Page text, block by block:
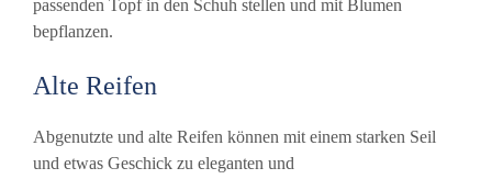
passenden Topf in den Schuh stellen und mit Blumen
bepflanzen.
Alte Reifen
Abgenutzte und alte Reifen können mit einem starken Seil
und etwas Geschick zu eleganten und